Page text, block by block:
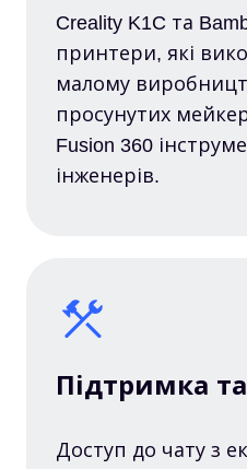
Creality K1C та
принтери, які
малому
просунутих
Fusion 360
інженерів.
Підтримка
Доступ до чату з